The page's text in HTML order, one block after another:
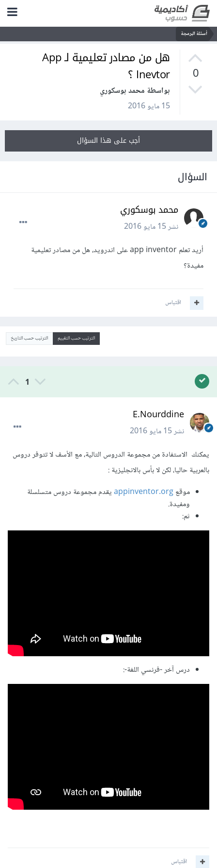
أسئلة البرمجة
0
هل من مصادر تعليمية لـ App
Inevtor ؟
بواسطة محمد بوسكوري
15 مايو 2016
أجب على هذا السؤال
السؤال
محمد بوسكوري
نشر15 مايو 2016
أريد تعلم app inventor على اندرويد، هل من مصادر تعليمية
مفيدة؟
اقتباس
الترتيب حسب التقييم الترتيب حسب التاريخ
1
E.Nourddine
نشر15 مايو 2016
يمكنك الاستفادة من مجموعة الدروس التالية، مع الأسف لا تتوفر دروس
بالعربية حاليا، لكن لا بأس بالانجليزية :
موقعappinventor.orgيقدم مجموعة دروس متسلسلة
ومفيدة.
ثم:
درس آخر -فرنسي اللغة-:
اقتباس